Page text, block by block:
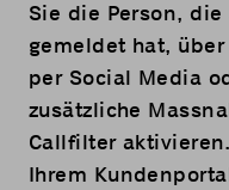
Sie die Person,
gemeldet hat,
per Social Media
zusätzliche
Callfilter
Ihrem